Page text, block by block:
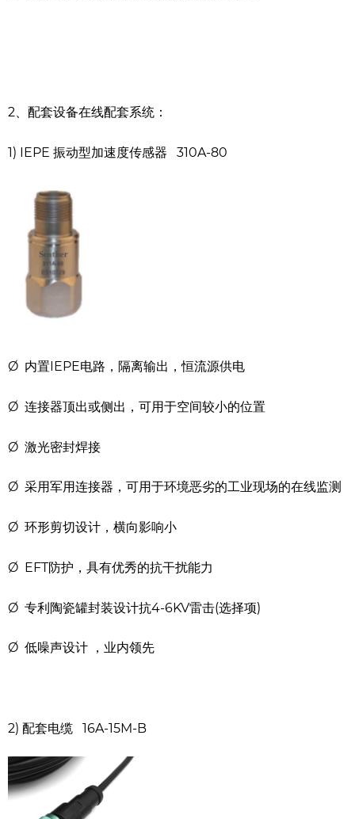
2、配套设备在线配套系统：
1) IEPE 振动型加速度传感器 310A-80
Ø 内置IEPE电路，隔离输出，恒流源供电
Ø 连接器顶出或侧出，可用于空间较小的位置
Ø 激光密封焊接
Ø 采用军用连接器，可用于环境恶劣的工业现场的在线监测
Ø 环形剪切设计，横向影响小
Ø EFT防护，具有优秀的抗干扰能力
Ø 专利陶瓷罐封装设计抗4-6KV雷击(选择项)
Ø 低噪声设计 ，业内领先
2) 配套电缆 16A-15M-B